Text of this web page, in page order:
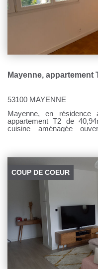
Mayenne, appartement
53100 MAYENNE
Mayenne, en résidence
appartement T2 de
cuisine aménagée
€ Honoraires à la
souhaitez visiter, rendez-
"Dossier de candidature"
par mail.
COUP DE COEUR